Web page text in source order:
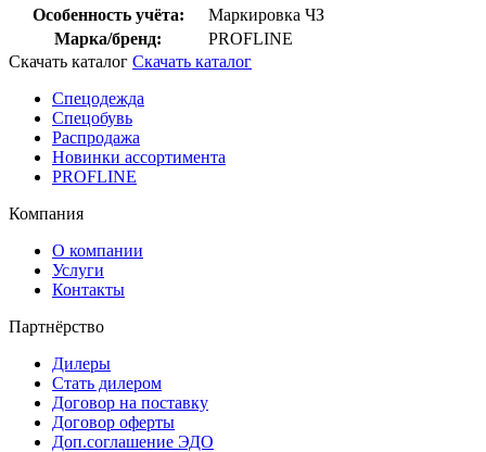
Особенность учёта:
Маркировка ЧЗ
Марка/бренд:
PROFLINE
Скачать каталог Скачать каталог
Спецодежда
Спецобувь
Распродажа
Новинки ассортимента
PROFLINE
Компания
О компании
Услуги
Контакты
Партнёрство
Дилеры
Стать дилером
Договор на поставку
Договор оферты
Доп.соглашение ЭДО